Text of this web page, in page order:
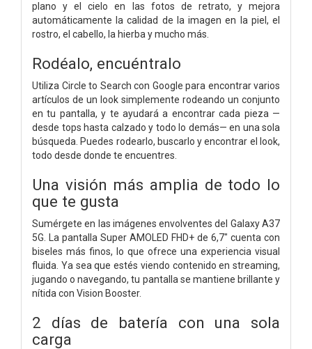
plano y el cielo en las fotos de retrato, y mejora
automáticamente la calidad de la imagen en la piel, el
rostro, el cabello, la hierba y mucho más.
Rodéalo, encuéntralo
Utiliza Circle to Search con Google para encontrar varios
artículos de un look simplemente rodeando un conjunto
en tu pantalla, y te ayudará a encontrar cada pieza —
desde tops hasta calzado y todo lo demás— en una sola
búsqueda. Puedes rodearlo, buscarlo y encontrar el look,
todo desde donde te encuentres.
Una visión más amplia de todo lo
que te gusta
Sumérgete en las imágenes envolventes del Galaxy A37
5G. La pantalla Super AMOLED FHD+ de 6,7" cuenta con
biseles más finos, lo que ofrece una experiencia visual
fluida. Ya sea que estés viendo contenido en streaming,
jugando o navegando, tu pantalla se mantiene brillante y
nítida con Vision Booster.
2 días de batería con una sola
carga